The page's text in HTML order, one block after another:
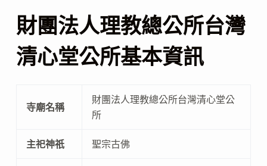
財團法人理教總公所台灣
清心堂公所基本資訊
寺廟名稱
財團法人理教總公所台灣清心堂公
所
主祀神祇 聖宗古佛